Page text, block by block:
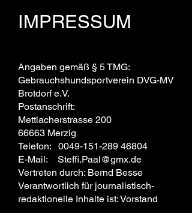
IMPRESSUM
Angaben gemäß § 5 TMG:
Gebrauchshundsportverein DVG-MV
Brotdorf e.V.
Postanschrift:
Mettlacherstrasse 200
66663 Merzig
Telefon: 0049-151-289 46804
E-Mail: Steffi.Paal@gmx.de
Vertreten durch: Bernd Besse
Verantwortlich für journalistisch-
redaktionelle Inhalte ist: Vorstand